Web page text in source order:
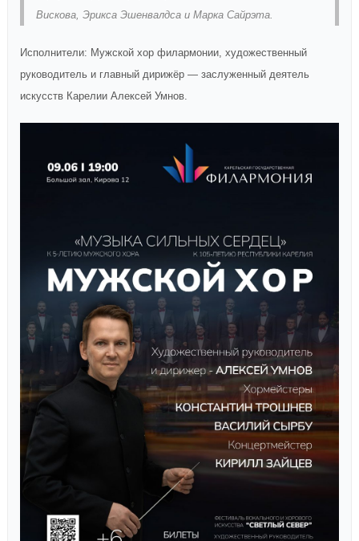
Вискова, Эрикса Эшенвалдса и Марка Сайрэта.
Исполнители: Мужской хор филармонии, художественный
руководитель и главный дирижёр — заслуженный деятель
искусств Карелии Алексей Умнов.